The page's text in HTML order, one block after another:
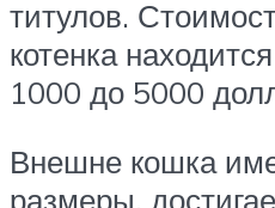
титулов.
котенка
1000 до 5000
Внешне кошка
размеры,